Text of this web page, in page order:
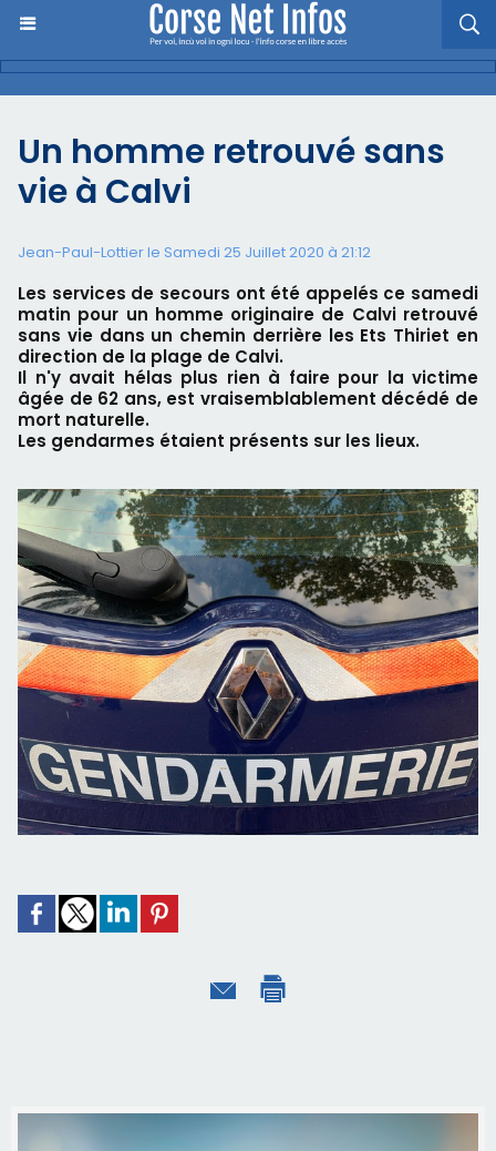
Un homme retrouvé sans
vie à Calvi
Jean-Paul-Lottier le Samedi 25 Juillet 2020 à 21:12
Les services de secours ont été appelés ce samedi
matin pour un homme originaire de Calvi retrouvé
sans vie dans un chemin derrière les Ets Thiriet en
direction de la plage de Calvi.
Il n'y avait hélas plus rien à faire pour la victime
âgée de 62 ans, est vraisemblablement décédé de
mort naturelle.
Les gendarmes étaient présents sur les lieux.